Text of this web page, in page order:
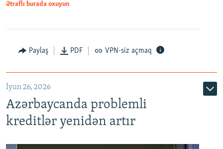
Auto 240p 360p 480p
720p 1080p
Ətraflı burada oxuyun
Paylaş PDF VPN-siz açmaq
İyun 26, 2026
Azərbaycanda problemli
kreditlər yenidən artır